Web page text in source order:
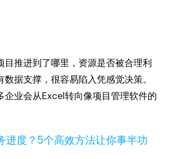
目推进到了哪里，资源是否被合理利
数据支撑，很容易陷入凭感觉决策。
企业会从Excel转向像项目管理软件的